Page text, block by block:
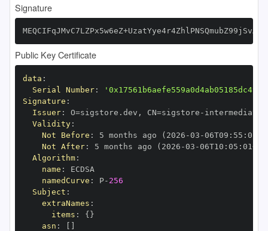
Signature
Public Key Certificate
data :
Serial Number:
Signature :
Issuer: O=sigstore.dev , CN=sigstore -
Validity:
Not Before : 5 months ago (2026 -03 -06T09 : 55 :
Not After: 5 months ago (2026 -03 -06T10 : 05 : 01+00
Algorithm:
name :
namedCurve : P- 256
Subject :
extraNames :
items : { }
asn :